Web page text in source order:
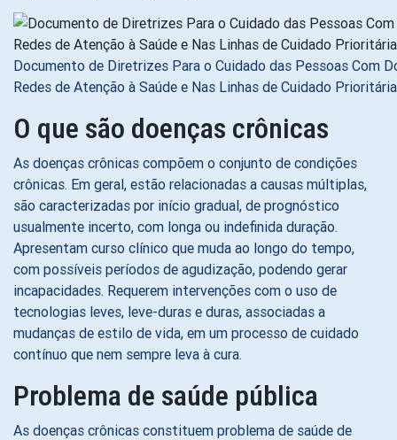
Documento de Diretrizes Para o Cuidado das Pessoas Com
Redes de Atenção à Saúde e Nas Linhas de Cuidado
O que são doenças crônicas
As doenças crônicas compõem o conjunto de condições
crônicas. Em geral, estão relacionadas a causas múltiplas,
são caracterizadas por início gradual, de prognóstico
usualmente incerto, com longa ou indefinida duração.
Apresentam curso clínico que muda ao longo do tempo,
com possíveis períodos de agudização, podendo gerar
incapacidades. Requerem intervenções com o uso de
tecnologias leves, leve-duras e duras, associadas a
mudanças de estilo de vida, em um processo de cuidado
contínuo que nem sempre leva à cura.
Problema de saúde pública
As doenças crônicas constituem problema de saúde de